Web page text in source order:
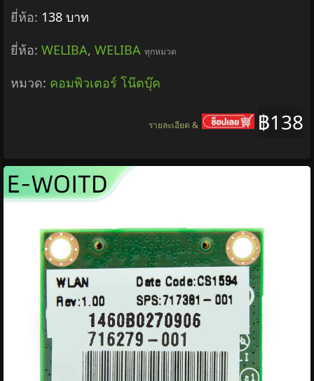
ยี่ห้อ: 138 บาท
ยี่ห้อ: WELIBA, WELIBA ทุกหมวด
หมวด: คอมพิวเตอร์ โน๊ตบุ๊ค
฿138
รายละเอียด &